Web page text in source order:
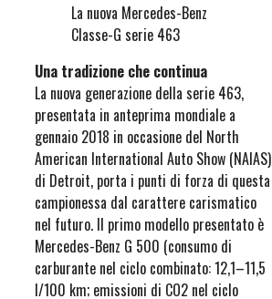
La nuova Mercedes-Benz
Classe-G serie 463
Una tradizione che continua
La nuova generazione della serie 463,
presentata in anteprima mondiale a
gennaio 2018 in occasione del North
American International Auto Show (NAIAS)
di Detroit, porta i punti di forza di questa
campionessa dal carattere carismatico
nel futuro. Il primo modello presentato è
Mercedes-Benz G 500 (consumo di
carburante nel ciclo combinato: 12,1–11,5
l/100 km; emissioni di CO2 nel ciclo